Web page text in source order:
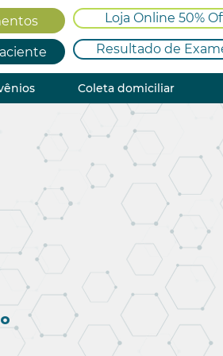
Loja Online 50%
Resultado de
Coleta domiciliar